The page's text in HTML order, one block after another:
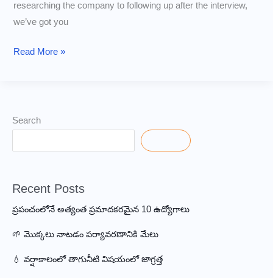
researching the company to following up after the interview,
we’ve got you
Nail
Strategies
Read More »
Search
Recent Posts
ప్రపంచంలోనే అత్యంత ప్రమాదకరమైన 10 ఉద్యోగాలు
🌱 మొక్కలు నాటడం పర్యావరణానికి మేలు
💧 వర్షాకాలంలో తాగునీటి విషయంలో జాగ్రత్త